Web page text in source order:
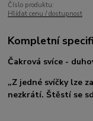
Číslo produktu:
Hlídat cenu / dostupnost
Kompletní
Čakrová svíce -
„Z jedné svíčky lze
nezkrátí. Štěstí se